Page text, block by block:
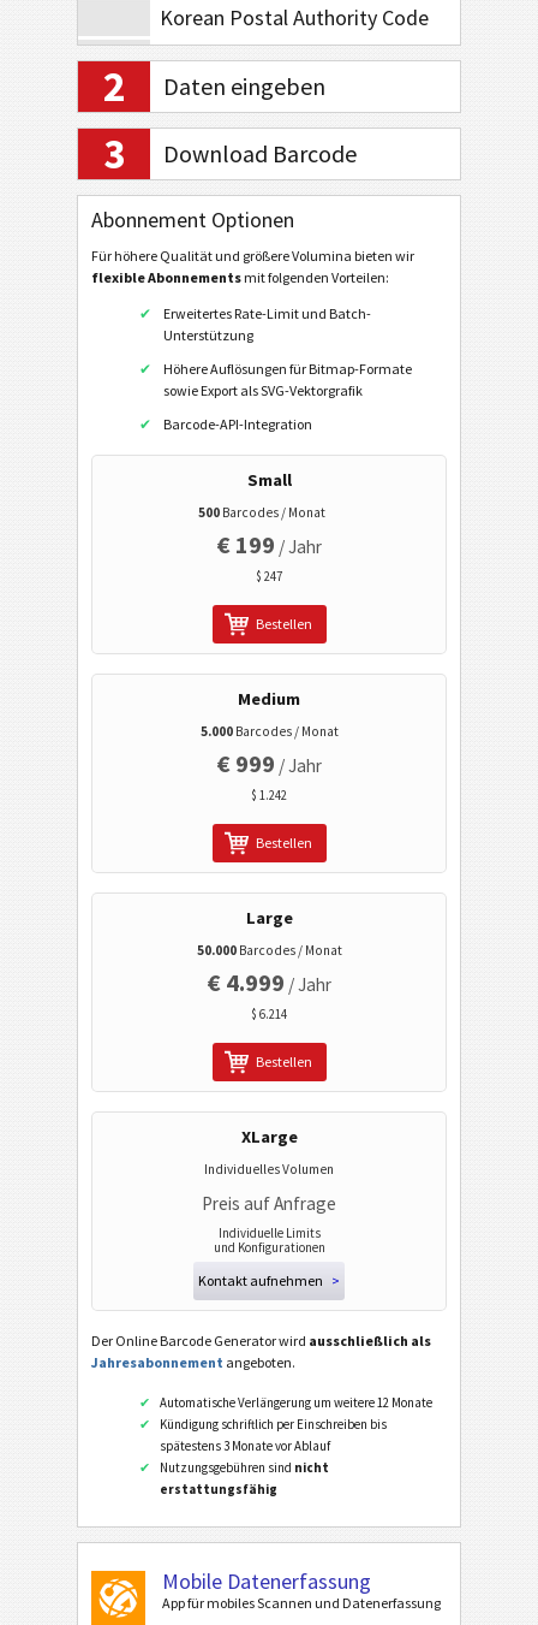
Korean Postal Authority Code
Planet Code 12
Royal Mail 4-State
Royal Mail Mailmark 4-State
Royal Mail Mailmark 2D
USPS PostNet 5
USPS PostNet 9
USPS IM Package
UPU S10
GS1 DataBar
EAN / UPC
2D Barcodes
GS1 2D Barcodes
Electronic Banking / SEPA
Mobile Tagging
Gesundheitswesen
ISBN Codes
Visitenkarten
Kalender Codes
Wi-Fi Barcodes
2 Daten eingeben
3 Download Barcode
Abonnement Optionen
Für höhere Qualität und größere Volumina bieten wir
flexible Abonnements mit folgenden Vorteilen:
Erweitertes Rate-Limit und Batch-
Unterstützung
Höhere Auflösungen für Bitmap-Formate
sowie Export als SVG-Vektorgrafik
Barcode-API-Integration
Small
500 Barcodes / Monat
€ 199 / Jahr
$ 247
Bestellen
Medium
5.000Barcodes / Monat
€ 999 / Jahr
$ 1.242
Bestellen
Large
50.000Barcodes / Monat
€ 4.999 / Jahr
$ 6.214
Bestellen
XLarge
Individuelles Volumen
Preis auf Anfrage
Individuelle Limits
und Konfigurationen
Kontakt aufnehmen >
Der Online Barcode Generator wird ausschließlich als
Jahresabonnement angeboten.
Automatische Verlängerung um weitere 12 Monate
Kündigung schriftlich per Einschreiben bis
spätestens 3 Monate vor Ablauf
Nutzungsgebühren sind nicht
erstattungsfähig
Mobile Datenerfassung
App für mobiles Scannen und Datenerfassung